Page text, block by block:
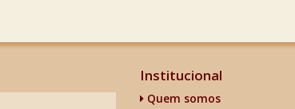
Institucional
Quem somos